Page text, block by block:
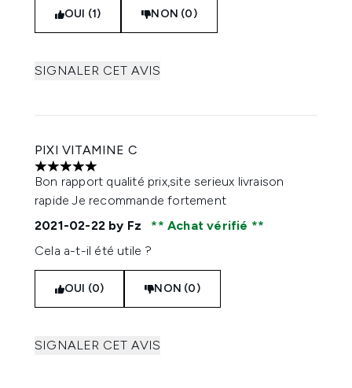
OUI (1) NON (0)
SIGNALER CET AVIS
PIXI VITAMINE C
5 étoiles sur un maximum de 5
Bon rapport qualité prix,site serieux livraison
rapide Je recommande fortement
2021-02-22 by Fz
Achat vérifié
Cela a-t-il été utile ?
OUI (0) NON (0)
SIGNALER CET AVIS